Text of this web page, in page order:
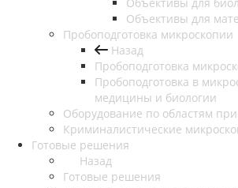
Объективы для
Пробоподготовка микроскопии
Назад
Пробоподготовка
Пробоподготовка в
медицины и биологии
Оборудование по областям
Криминалистические
Готовые решения
Назад
Готовые решения